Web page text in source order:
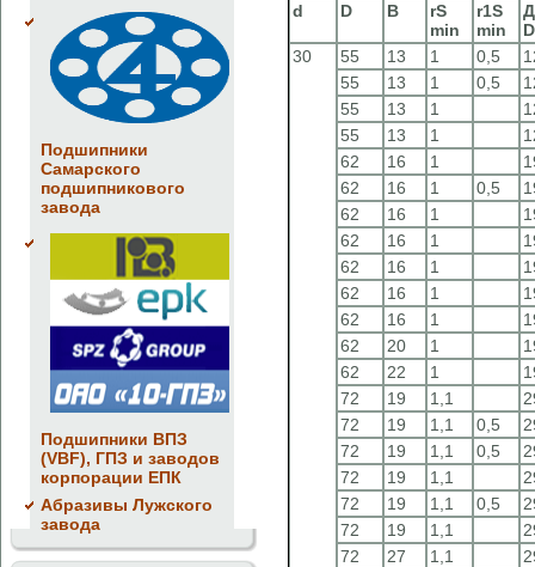
Подшипники
Самарского
подшипникового
завода
Подшипники ВПЗ
(VBF), ГПЗ и заводов
корпорации ЕПК
Абразивы Лужского
завода
d D B
rS
min
r1S
min
30
55 13 1 0,5
55
13 1 0,5
55
13 1
55
13 1
62
16 1
62
16 1 0,5
62
16 1
62
16 1
62
16 1
62
16 1
62
16 1
62
20 1
62
22 1
72
19 1,1
72
19 1,1 0,5
72
19 1,1 0,5
72
19 1,1
72
19 1,1 0,5
72
19 1,1
72
27 1,1